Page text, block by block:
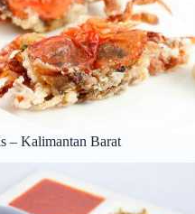
– Kalimantan Barat